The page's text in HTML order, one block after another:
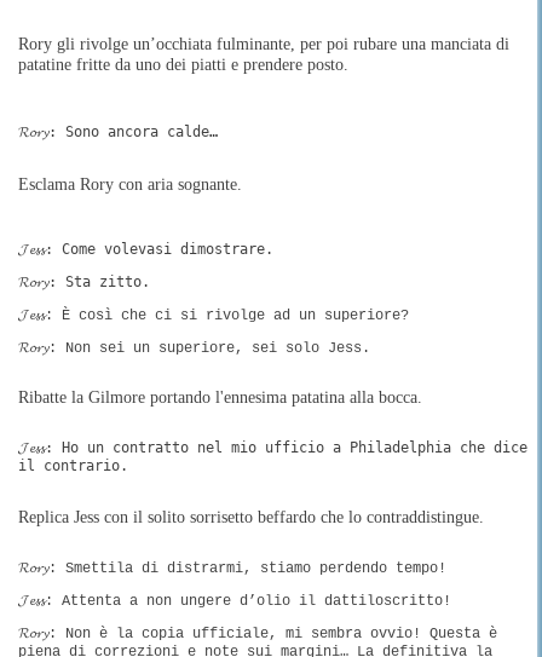
Rory gli rivolge un’occhiata fulminante, per poi rubare una manciata di
patatine fritte da uno dei piatti e prendere posto.
𝓡𝓸𝓻𝔂: Sono ancora calde…
Esclama Rory con aria sognante.
𝓙𝓮𝓼𝓼: Come volevasi dimostrare.
𝓡𝓸𝓻𝔂: Sta zitto.
𝓙𝓮𝓼𝓼: È così che ci si rivolge ad un superiore?
𝓡𝓸𝓻𝔂: Non sei un superiore, sei solo Jess.
Ribatte la Gilmore portando l'ennesima patatina alla bocca.
𝓙𝓮𝓼𝓼: Ho un contratto nel mio ufficio a Philadelphia che dice
il contrario.
Replica Jess con il solito sorrisetto beffardo che lo contraddistingue.
𝓡𝓸𝓻𝔂: Smettila di distrarmi, stiamo perdendo tempo!
𝓙𝓮𝓼𝓼: Attenta a non ungere d’olio il dattiloscritto!
𝓡𝓸𝓻𝔂: Non è la copia ufficiale, mi sembra ovvio! Questa è
piena di correzioni e note sui margini… La definitiva la